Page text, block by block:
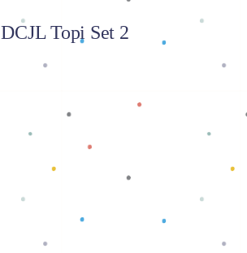
DCJL Topi Set 2
Baca selengkapnya